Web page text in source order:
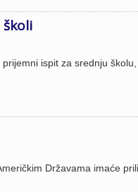
ispit za srednju
Državama imaće